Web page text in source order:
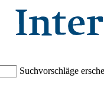
Suchvorschläge